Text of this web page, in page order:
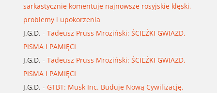
sarkastycznie komentuje najnowsze rosyjskie klęski,
problemy i upokorzenia
J.G.D. - Tadeusz Pruss Mroziński: ŚCIEŻKI GWIAZD,
PISMA I PAMIĘCI
J.G.D. - Tadeusz Pruss Mroziński: ŚCIEŻKI GWIAZD,
PISMA I PAMIĘCI
J.G.D. - GTBT: Musk Inc. Buduje Nową Cywilizację.